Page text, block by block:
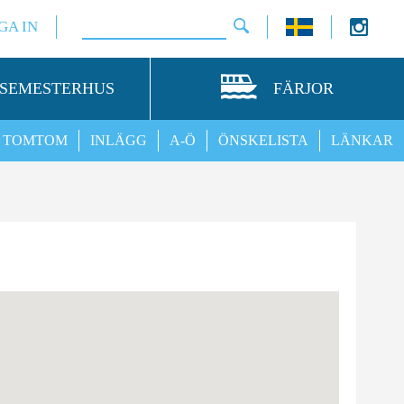
IN
FÄRJOR
LÄNKAR
ÖNSKELISTA
A-Ö
INLÄGG
TOMTOM